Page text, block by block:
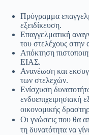
Πρόγραμμα
εξειδίκευση.
Επαγγελματική
του στελέχους στην
Απόκτηση
ΕΙΑΣ.
Ανανέωση και
των στελεχών.
Ενίσχυση
ενδοεπιχειρησιακή
οικονομικής
Οι γνώσεις που θα
τη δυνατότητα να